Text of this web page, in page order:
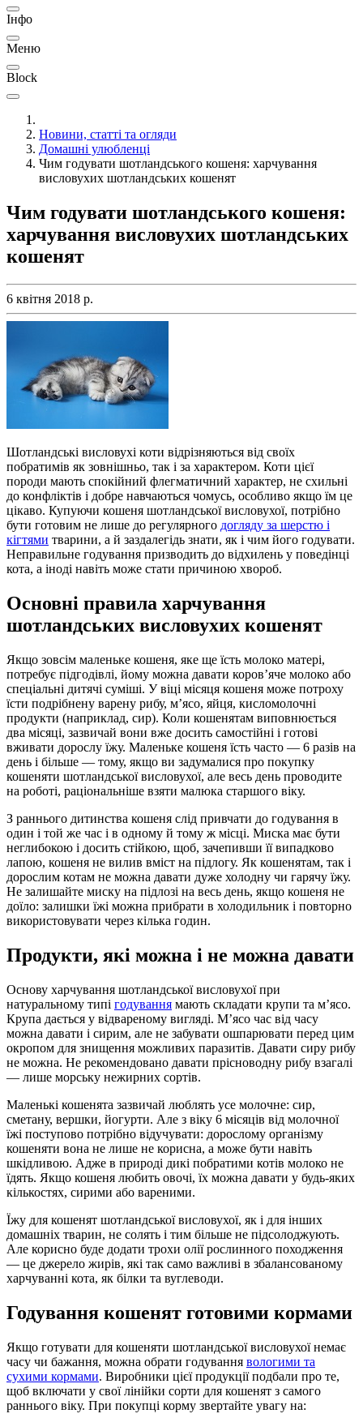
Інфо
Меню
Block
Новини, статті та огляди
Домашні улюбленці
Чим годувати шотландського кошеня: харчування
висловухих шотландських кошенят
Чим годувати шотландського кошеня:
харчування висловухих шотландських
кошенят
6 квітня 2018 р.
Шотландські висловухі коти відрізняються від своїх
побратимів як зовнішньо, так і за характером. Коти цієї
породи мають спокійний флегматичний характер, не схильні
до конфліктів і добре навчаються чомусь, особливо якщо їм це
цікаво. Купуючи кошеня шотландської висловухої, потрібно
бути готовим не лише до регулярного догляду за шерстю і
кігтями тварини, а й заздалегідь знати, як і чим його годувати.
Неправильне годування призводить до відхилень у поведінці
кота, а іноді навіть може стати причиною хвороб.
Основні правила харчування
шотландських висловухих кошенят
Якщо зовсім маленьке кошеня, яке ще їсть молоко матері,
потребує підгодівлі, йому можна давати коров’яче молоко або
спеціальні дитячі суміші. У віці місяця кошеня може потроху
їсти подрібнену варену рибу, м’ясо, яйця, кисломолочні
продукти (наприклад, сир). Коли кошенятам виповнюється
два місяці, зазвичай вони вже досить самостійні і готові
вживати дорослу їжу. Маленьке кошеня їсть часто — 6 разів на
день і більше — тому, якщо ви задумалися про покупку
кошеняти шотландської висловухої, але весь день проводите
на роботі, раціональніше взяти малюка старшого віку.
З раннього дитинства кошеня слід привчати до годування в
один і той же час і в одному й тому ж місці. Миска має бути
неглибокою і досить стійкою, щоб, зачепивши її випадково
лапою, кошеня не вилив вміст на підлогу. Як кошенятам, так і
дорослим котам не можна давати дуже холодну чи гарячу їжу.
Не залишайте миску на підлозі на весь день, якщо кошеня не
доїло: залишки їжі можна прибрати в холодильник і повторно
використовувати через кілька годин.
Продукти, які можна і не можна давати
Основу харчування шотландської висловухої при
натуральному типі годування мають складати крупи та м’ясо.
Крупа дається у відвареному вигляді. М’ясо час від часу
можна давати і сирим, але не забувати ошпарювати перед цим
окропом для знищення можливих паразитів. Давати сиру рибу
не можна. Не рекомендовано давати прісноводну рибу взагалі
— лише морську нежирних сортів.
Маленькі кошенята зазвичай люблять усе молочне: сир,
сметану, вершки, йогурти. Але з віку 6 місяців від молочної
їжі поступово потрібно відучувати: дорослому організму
кошеняти вона не лише не корисна, а може бути навіть
шкідливою. Адже в природі дикі побратими котів молоко не
їдять. Якщо кошеня любить овочі, їх можна давати у будь-яких
кількостях, сирими або вареними.
Їжу для кошенят шотландської висловухої, як і для інших
домашніх тварин, не солять і тим більше не підсолоджують.
Але корисно буде додати трохи олії рослинного походження
— це джерело жирів, які так само важливі в збалансованому
харчуванні кота, як білки та вуглеводи.
Годування кошенят готовими кормами
Якщо готувати для кошеняти шотландської висловухої немає
часу чи бажання, можна обрати годування вологими та
сухими кормами. Виробники цієї продукції подбали про те,
щоб включати у свої лінійки сорти для кошенят з самого
раннього віку. При покупці корму звертайте увагу на: